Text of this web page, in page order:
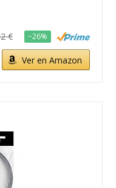
€ −26%
Ver en Amazon